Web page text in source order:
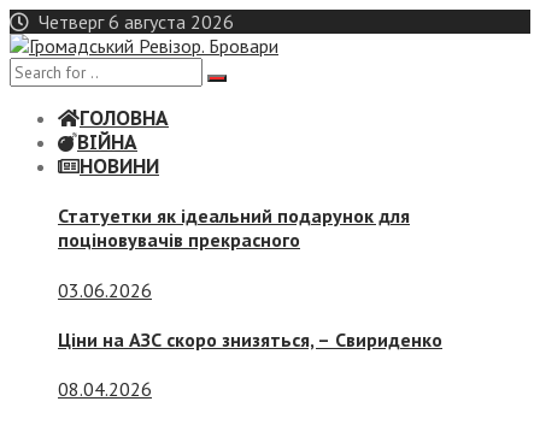
Skip
to
content
Четверг 6 августа 2026
ГОЛОВНА
ВІЙНА
НОВИНИ
Статуетки як ідеальний подарунок для
поціновувачів прекрасного
03.06.2026
Ціни на АЗС скоро знизяться, – Свириденко
08.04.2026